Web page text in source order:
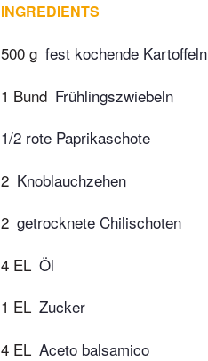
INGREDIENTS
500 g fest kochende Kartoffeln
1 Bund Frühlingszwiebeln
1/2 rote Paprikaschote
2 Knoblauchzehen
2 getrocknete Chilischoten
4 EL Öl
1 EL Zucker
4 EL Aceto balsamico